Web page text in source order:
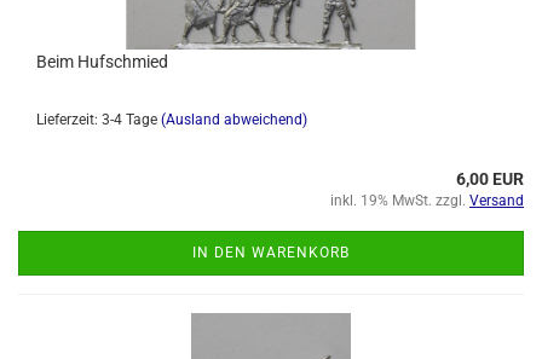
Beim Hufschmied
Lieferzeit: 3-4 Tage (Ausland abweichend)
6,00 EUR
inkl. 19% MwSt. zzgl. Versand
IN DEN WARENKORB